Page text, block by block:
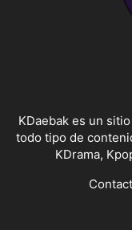
KDaebak es un
todo tipo de
KDrama,